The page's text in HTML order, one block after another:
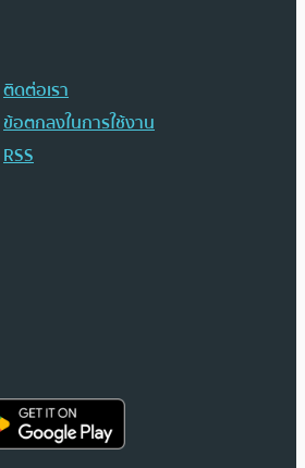
ติดต่อเรา
ข้อตกลงในการใช้งาน
RSS